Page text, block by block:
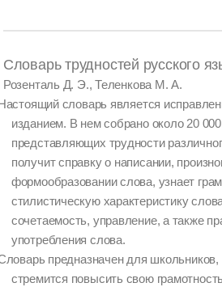
Словарь трудностей русского
Розенталь Д. Э., Теленкова М. А.
словарь является
изданием. В нем собрано около 20
представляющих трудности
получит справку о написании,
формообразовании слова, узнает
стилистическую характеристику
сочетаемость, управление, а также
употребления слова.
предназначен для школьников,
стремится повысить свою